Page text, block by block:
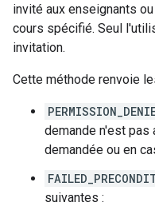
invité aux enseignants
cours spécifié. Seul
invitation.
Cette méthode renvoie
demande n'est pas
demandée ou en
suivantes :